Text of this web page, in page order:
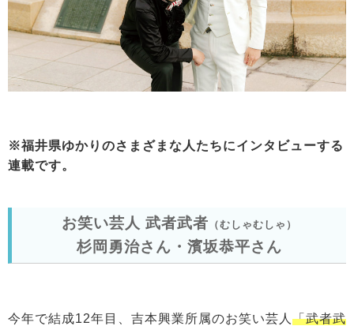
※福井県ゆかりのさまざまな人たちにインタビューする
連載です。
お笑い芸人 武者武者 （むしゃむしゃ）
杉岡勇治さん・濱坂恭平さん
今年で結成12年目、吉本興業所属のお笑い芸人 「武者武